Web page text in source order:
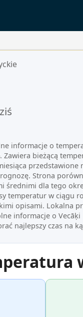
informacje o
Zawiera bieżącą
przedstawione
Strona
średnimi dla tego
temperatur w ciągu
opisami. Lokalna
informacje o Vecāķi
najlepszy czas na